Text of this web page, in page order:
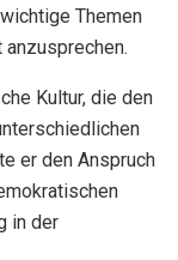
Themen
Kultur, die den
er den Anspruch
in der